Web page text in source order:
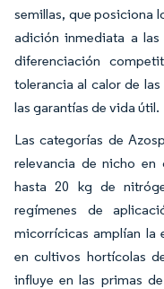
semillas, que posiciona
adición inmediata a
diferenciación
tolerancia al calor de
las garantías de vida útil.
Las categorías de
relevancia de nicho en
hasta 20 kg de
regímenes de
micorrícicas amplían la
en cultivos hortícolas
influye en las primas